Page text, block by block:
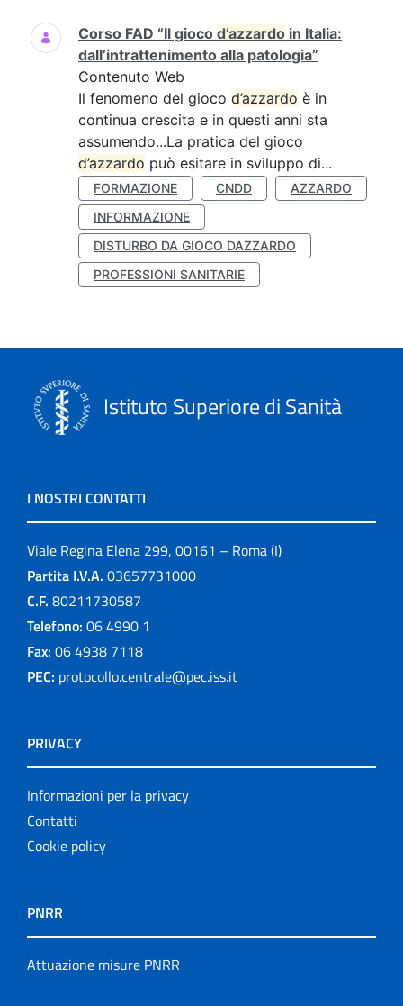
Ricerca
Corso FAD “Il gioco d’azzardo in Italia:
dall’intrattenimento alla patologia”
Contenuto Web
Il fenomeno del gioco d’azzardo è in
continua crescita e in questi anni sta
assumendo...La pratica del gioco
d’azzardo può esitare in sviluppo di...
FORMAZIONE CNDD
AZZARDO
INFORMAZIONE
DISTURBO DA GIOCO DAZZARDO
PROFESSIONI SANITARIE
Istituto Superiore di Sanità
I NOSTRI CONTATTI
Viale Regina Elena 299, 00161 – Roma (I)
Partita I.V.A. 03657731000
C.F. 80211730587
Telefono: 06 4990 1
Fax: 06 4938 7118
PEC: protocollo.centrale@pec.iss.it
PRIVACY
Informazioni per la privacy
Contatti
Cookie policy
PNRR
Attuazione misure PNRR